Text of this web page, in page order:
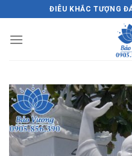
to
content
ĐIÊU KHẮC TƯỢNG